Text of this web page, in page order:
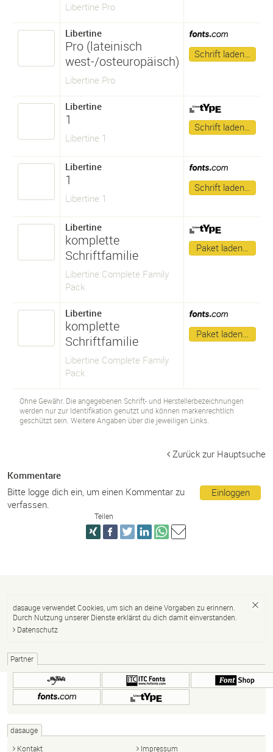
Libertine Pro
Libertine
Pro (lateinisch
west-/osteuropäisch)
Libertine Pro
Schrift laden…
Libertine
1
Libertine 1
Schrift laden…
Libertine
1
Libertine 1
Schrift laden…
Libertine
komplette
Schriftfamilie
Libertine Complete Family
Pack
Paket laden…
Libertine
komplette
Schriftfamilie
Libertine Complete Family
Pack
Paket laden…
Ohne Gewähr. Die angegebenen Schrift- und Herstellerbezeichnungen
werden nur zur Identifikation genutzt und können markenrechtlich
geschützt sein. Weitere Angaben über die jeweiligen Links.
Zurück zur Hauptsuche
Kommentare
Einloggen
Bitte logge dich ein, um einen Kommentar zu
verfassen.
Teilen
dasauge verwendet Cookies, um sich an deine Vorgaben zu erinnern.
Durch Nutzung unserer Dienste erklärst du dich damit einverstanden.
Datenschutz
Partner
dasauge
Kontakt
Impressum